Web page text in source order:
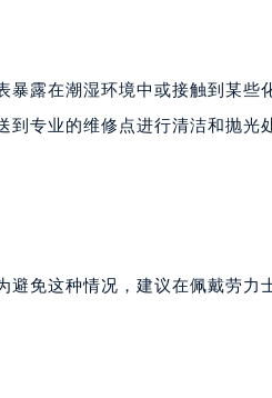
暴露在潮湿环境中或接触到某些
到专业的维修点进行清洁和抛光
避免这种情况，建议在佩戴劳力